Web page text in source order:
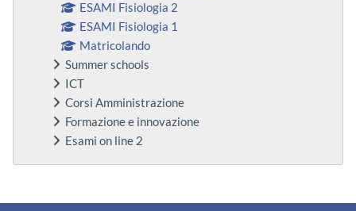
ESAMI Fisiologia 2
ESAMI Fisiologia 1
Matricolando
Summer schools
ICT
Corsi Amministrazione
Formazione e innovazione
Esami on line 2
Blocchi supplementari